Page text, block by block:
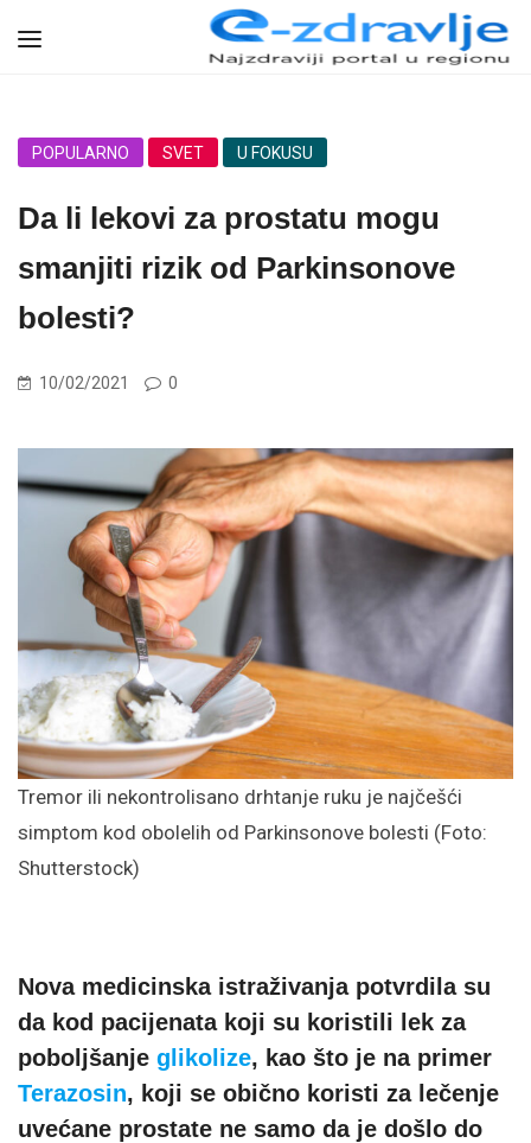
POPULARNO SVET U FOKUSU
Da li lekovi za prostatu mogu
smanjiti rizik od Parkinsonove
bolesti?
10/02/2021 0
Tremor ili nekontrolisano drhtanje ruku je najčešći
simptom kod obolelih od Parkinsonove bolesti (Foto:
Shutterstock)
Nova medicinska istraživanja potvrdila su
da kod pacijenata koji su koristili lek za
poboljšanje glikolize, kao što je na primer
Terazosin, koji se obično koristi za lečenje
uvećane prostate ne samo da je došlo do